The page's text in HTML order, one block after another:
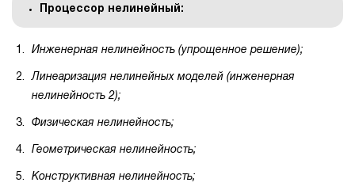
Процессор нелинейный:
Инженерная нелинейность (упрощенное решение);
Линеаризация нелинейных моделей (инженерная
нелинейность 2);
Физическая нелинейность;
Геометрическая нелинейность;
Конструктивная нелинейность;